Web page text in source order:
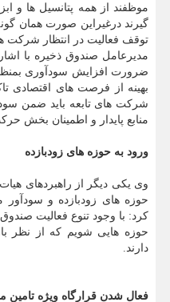
موظفند از همه پتانسیل ها و
گیرند درغیراین صورت همان گونه
توقف فعالیت در انتظار شرکت
مدیرعامل صندوق ذخیره با
ضرورت افزایش سودآوری
بهینه از فرصت های اقتصادی
شرکت های تابعه باید ضمن
منابع پایدار و اطمینان بخش
ورود به حوزه های زودبازده
وی یکی دیگر از راهبردهای
حوزه های زودبازده و
کرد: با وجود تنوع فعالیت
حوزه هایی شویم که از نظر
دارند.
فعال شدن قرارگاه ویژه تامین